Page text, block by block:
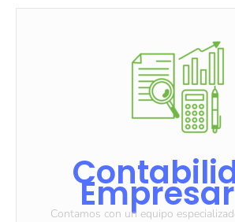
Contamos con un equipo